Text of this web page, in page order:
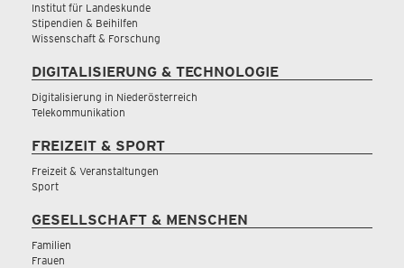
Institut für Landeskunde
Stipendien & Beihilfen
Wissenschaft & Forschung
DIGITALISIERUNG & TECHNOLOGIE
Digitalisierung in Niederösterreich
Telekommunikation
FREIZEIT & SPORT
Freizeit & Veranstaltungen
Sport
GESELLSCHAFT & MENSCHEN
Familien
Frauen